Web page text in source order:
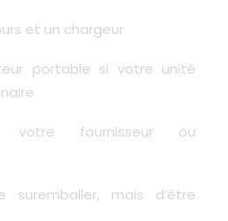
et un chargeur
portable si votre unité
votre fournisseur ou
mais d’être